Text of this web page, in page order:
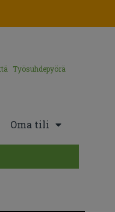
Työsuhdepyörä
Oma tili